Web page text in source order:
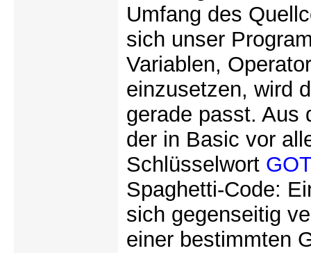
Umfang des
sich unser
Variablen,
einzusetzen, wird
gerade passt. Aus
der in Basic vor
Schlüsselwort
Spaghetti-Code:
sich gegenseitig
einer bestimmten